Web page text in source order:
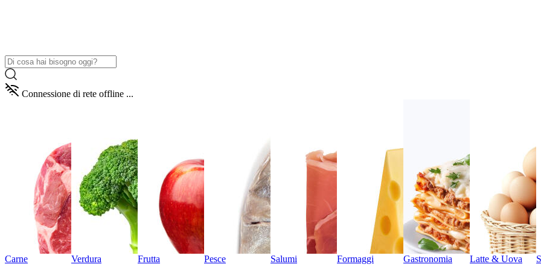
Connessione di rete offline ...
Carne Verdura Frutta Pesce Salumi Formaggi Gastronomia Latte & Uova